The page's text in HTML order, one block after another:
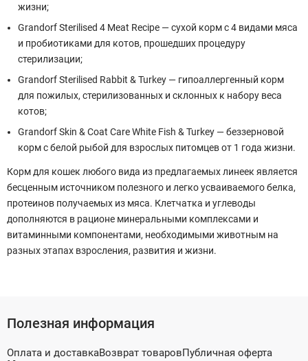
жизни;
Grandorf Sterilised 4 Meat Recipe — сухой корм с 4 видами мяса
и пробиотиками для котов, прошедших процедуру
стерилизации;
Grandorf Sterilised Rabbit & Turkey — гипоаллергенный корм
для пожилых, стерилизованных и склонных к набору веса
котов;
Grandorf Skin & Coat Care White Fish & Turkey — беззерновой
корм с белой рыбой для взрослых питомцев от 1 года жизни.
Корм для кошек любого вида из предлагаемых линеек является
бесценным источником полезного и легко усваиваемого белка,
протеинов получаемых из мяса. Клетчатка и углеводы
дополняются в рационе минеральными комплексами и
витаминными компонентами, необходимыми животным на
разных этапах взросления, развития и жизни.
Полезная информация
Оплата и доставкаВозврат товаровПубличная оферта